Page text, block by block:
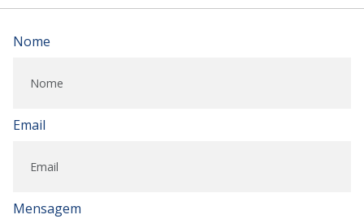
Nome
Email
Mensagem